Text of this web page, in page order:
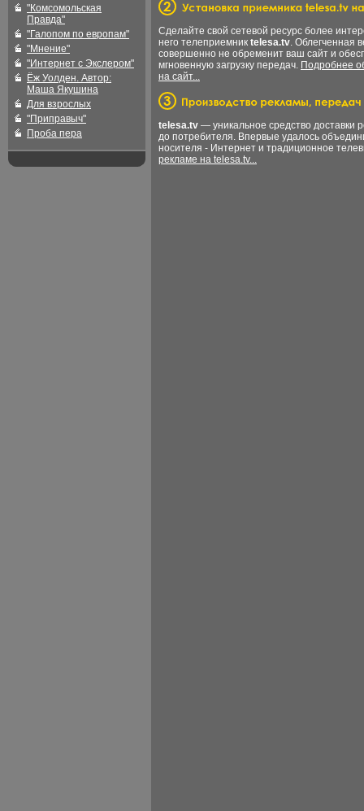
"Комсомольская
Правда"
"Галопом по европам"
"Мнение"
"Интернет с Экслером"
Ёж Уолден. Автор:
Маша Якушина
Для взрослых
"Приправыч"
Проба пера
Сделайте свой сетевой ресурс более
него телеприемник telesa.tv. Облегченная
совершенно не обременит ваш сайт и
мгновенную загрузку передач. Подробнее
на сайт...
telesa.tv — уникальное средство доставки
до потребителя. Впервые удалось
носителя - Интернет и традиционное
рекламе на telesa.tv...